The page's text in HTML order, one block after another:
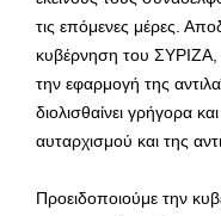
τις επόμενες μέρες.
κυβέρνηση του ΣΥΡΙΖΑ,
την εφαρμογή της
διολισθαίνει γρήγορα
αυταρχισμού και της
Προειδοποιούμε την